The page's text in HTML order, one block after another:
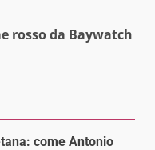
rosso da Baywatch
come Antonio